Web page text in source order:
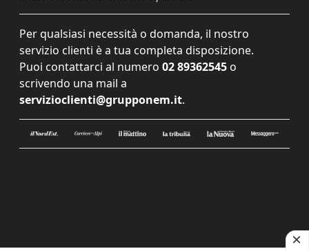
Per qualsiasi necessità o domanda, il nostro
servizio clienti è a tua completa disposizione.
Puoi contattarci al numero 02 89362545 o
scrivendo una mail a
servizioclienti@grupponem.it.